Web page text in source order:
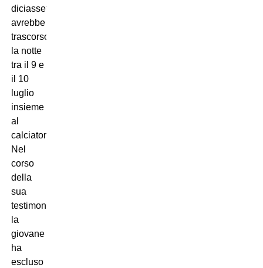
diciassettenne,
avrebbe
trascorso
la notte
tra il 9 e
il 10
luglio
insieme
al
calciatore.
Nel
corso
della
sua
testimonianza,
la
giovane
ha
escluso